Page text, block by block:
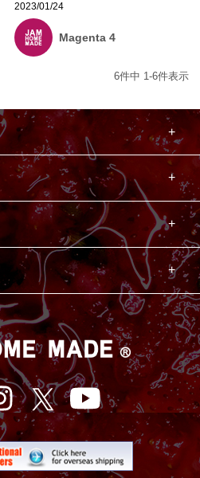
2023/01/24
Magenta 4
6件中 1-6件表示